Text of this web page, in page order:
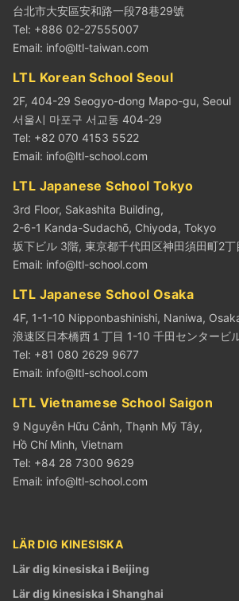
台北市大安區安和路一段78巷29號
Tel: +886 02-27555007
Email: info@ltl-taiwan.com
LTL Korean School Seoul
2F, 404-29 Seogyo-dong Mapo-gu, Seoul
서울시 마포구 서교동 404-29
Tel: +82 070 4153 5522
Email: info@ltl-school.com
LTL Japanese School Tokyo
3rd Floor, Sakashita Building,
2-6-1 Kanda-Sudachō, Chiyoda, Tokyo
坂下ビル 3階, 東京都千代田区神田須田町2丁
Email: info@ltl-school.com
LTL Japanese School Osaka
4F, 1-1-10 Nipponbashinishi, Naniwa,
浪速区日本橋西１丁目 1-10 千田センタービ
Tel: +81 080 2629 9677
Email: info@ltl-school.com
LTL Vietnamese School Saigon
9 Nguyễn Hữu Cảnh, Thạnh Mỹ Tây,
Hồ Chí Minh, Vietnam
Tel: +84 28 7300 9629
Email: info@ltl-school.com
LÄR DIG KINESISKA
Lär dig kinesiska i Beijing
Lär dig kinesiska i Shanghai